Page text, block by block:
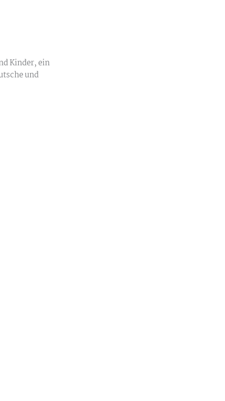
Kinder, ein
und